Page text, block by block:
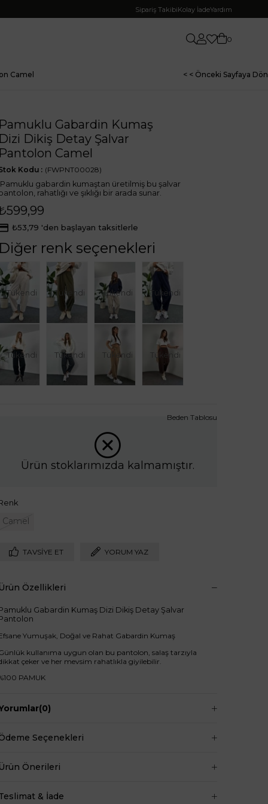
Sipariş TakibiKolay İadeYardım
0
Camel < < Önceki Sayfaya Dön
Pamuklu Gabardin Kumaş
Dizi Dikiş Detay Şalvar
Pantolon Camel
(FWPNT00028)
Kodu
Pamuklu gabardin kumaştan üretilmiş bu şalvar
rahatlığı ve şıklığı bir arada sunar.
₺53,79 'den başlayan taksitlerle
Diğer renk seçenekleri
Tükendi Tükendi Tükendi Tükendi
Tükendi Tükendi Tükendi Tükendi
Ürün stoklarımızda kalmamıştır.
Camel
Beden Tablosu
TAVSIYE ET YORUM YAZ
Ürün Özellikleri
Gabardin Kumaş Dizi Dikiş Detay Şalvar
Yumuşak, Doğal ve Rahat Gabardin Kumaş
kullanıma uygun olan bu pantolon, salaş tarzıyla
çeker ve her mevsim rahatlıkla giyilebilir.
PAMUK
Boy
ölçüleri ise;
(0)
Seçenekleri
Ürün Önerileri
& İade